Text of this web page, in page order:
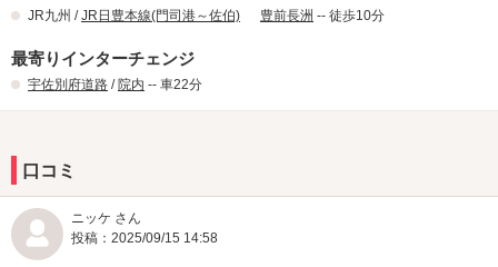
JR九州 /JR日豊本線(門司港～佐伯) 豊前長洲 -- 徒歩10分
最寄りインターチェンジ
宇佐別府道路 / 院内 -- 車22分
口コミ
ニッケ さん
投稿：2025/09/15 14:58